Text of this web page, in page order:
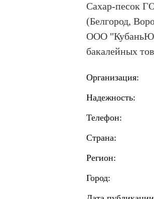
Cахар-песок
(Белгород,
ООО
бакалейных
Организация:
Надежность:
Телефон:
Страна:
Регион:
Город: